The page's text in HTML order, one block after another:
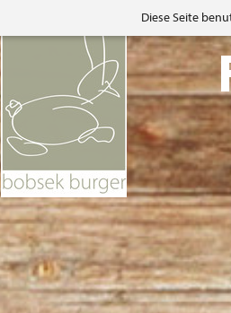
Diese Seite